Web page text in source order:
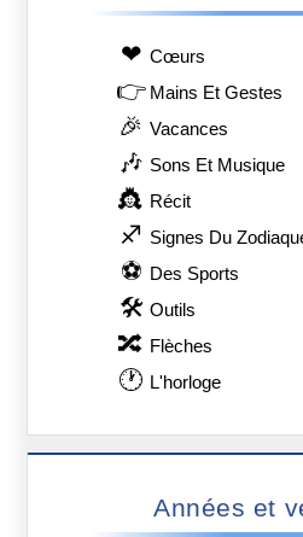
❤ Сœurs
👉 Mains Et Gestes
🎉 Vacances
🎶 Sons Et Musique
👸 Récit
♐ Signes Du
⚽ Des Sports
🛠 Outils
🔀 Flèches
🕐 L'horloge
Années et